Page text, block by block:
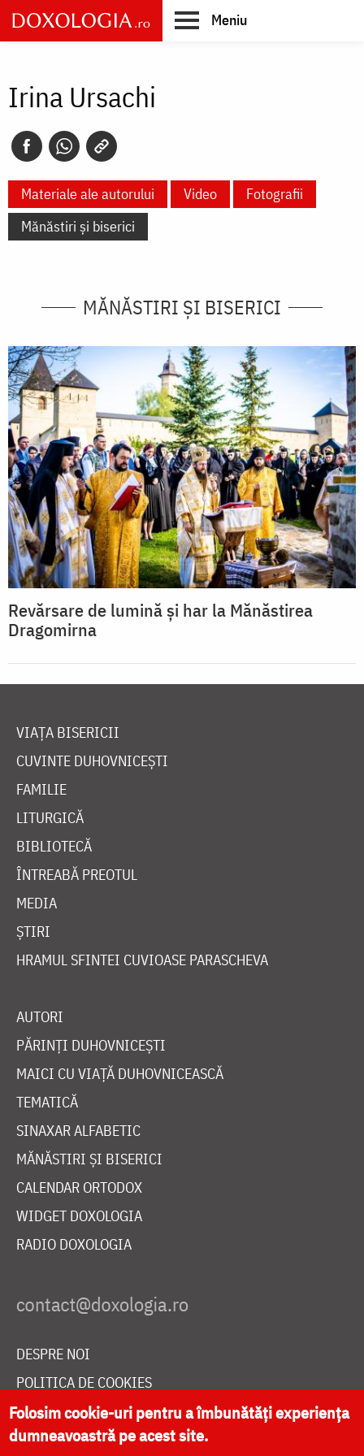
Skip
to
main
Meniu
Irina Ursachi
Materiale ale autorului Video
Fotografii
Mănăstiri și biserici
MĂNĂSTIRI ȘI BISERICI
Revărsare de lumină și har la Mănăstirea
Dragomirna
VIAȚA BISERICII
CUVINTE DUHOVNICEȘTI
FAMILIE
LITURGICĂ
BIBLIOTECĂ
ÎNTREABĂ PREOTUL
MEDIA
ȘTIRI
HRAMUL SFINTEI CUVIOASE PARASCHEVA
AUTORI
PĂRINȚI DUHOVNICEȘTI
MAICI CU VIAȚĂ DUHOVNICEASCĂ
TEMATICĂ
SINAXAR ALFABETIC
MĂNĂSTIRI ȘI BISERICI
CALENDAR ORTODOX
WIDGET DOXOLOGIA
RADIO DOXOLOGIA
DESPRE NOI
POLITICA DE COOKIES
DONEAZĂ ONLINE PENTRU CATEDRALA NAȚIONALĂ
Folosim cookie-uri pentru a îmbunătăți experiența
dumneavoastră pe acest site.